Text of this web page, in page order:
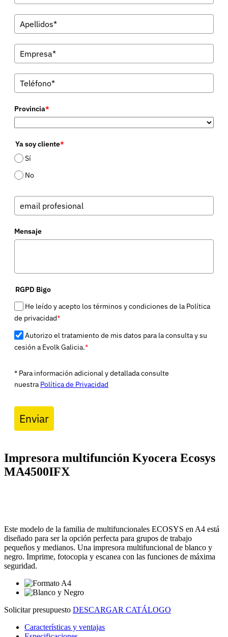
Provincia*
Ya soy cliente*
Sí
No
Mensaje
RGPD Bigo
He leído y acepto los términos y condiciones de la Política
de privacidad*
Autorizo el tratamiento de mis datos para la consulta y su
cesión a Evolk Galicia.*
* Para información adicional y detallada consulte
nuestra Política de Privacidad
Enviar
Impresora multifunción Kyocera Ecosys
MA4500IFX
Este modelo de la familia de multifuncionales ECOSYS en A4 está
diseñado para ser la opción perfecta para grupos de trabajo
pequeños y medianos. Una impresora multifuncional de blanco y
negro. Imprime, fotocopia y escanea con las funciones de máxima
seguridad.
Solicitar presupuesto DESCARGAR CATÁLOGO
Características y ventajas